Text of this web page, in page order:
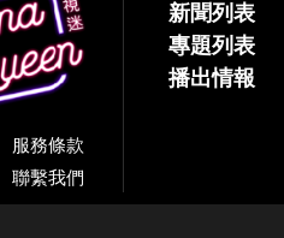
服務條款
聯繫我們
新聞列表
專題列表
播出情報